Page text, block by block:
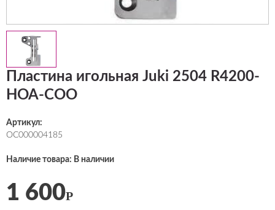
Пластина игольная Juki 2504 R4200-
HOA-COO
Артикул:
ОС000004185
Наличие товара: В наличии
1 600Р